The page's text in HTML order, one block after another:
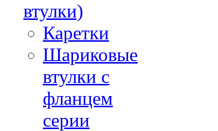
втулки)
Каретки
Шариковые
втулки с
фланцем
серии